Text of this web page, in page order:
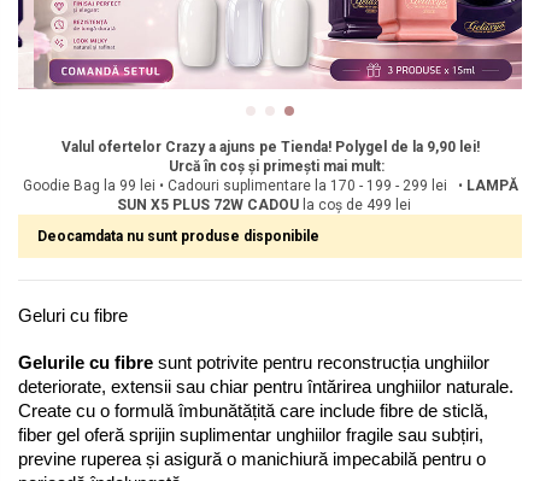
Valul ofertelor Crazy a ajuns pe Tienda! Polygel de la 9,90 lei!
Urcă în coș și primești mai mult:
Goodie Bag la 99 lei • Cadouri suplimentare la 170 - 199 - 299 lei • LAMPĂ
SUN X5 PLUS 72W CADOU la coș de 499 lei
Deocamdata nu sunt produse disponibile
Geluri cu fibre
Gelurile cu fibre sunt potrivite pentru reconstrucția unghiilor
deteriorate, extensii sau chiar pentru întărirea unghiilor naturale.
Create cu o formulă îmbunătățită care include fibre de sticlă,
fiber gel oferă sprijin suplimentar unghiilor fragile sau subțiri,
previne ruperea și asigură o manichiură impecabilă pentru o